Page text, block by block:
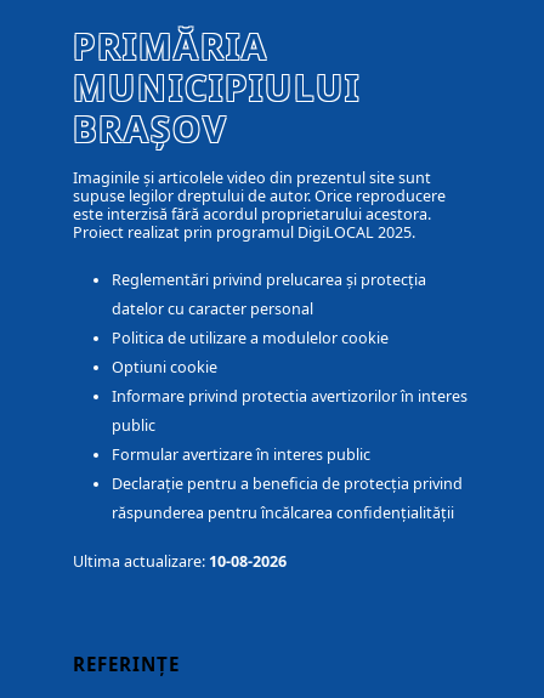
PRIMĂRIA
MUNICIPIULUI
BRAȘOV
Imaginile și articolele video din prezentul site sunt
supuse legilor dreptului de autor. Orice reproducere
este interzisă fără acordul proprietarului acestora.
Proiect realizat prin programul DigiLOCAL 2025.
Reglementări privind prelucarea și protecția
datelor cu caracter personal
Politica de utilizare a modulelor cookie
Optiuni cookie
Informare privind protectia avertizorilor în interes
public
Formular avertizare în interes public
Declarație pentru a beneficia de protecția privind
răspunderea pentru încălcarea confidențialității
Ultima actualizare: 10-08-2026
REFERINȚE